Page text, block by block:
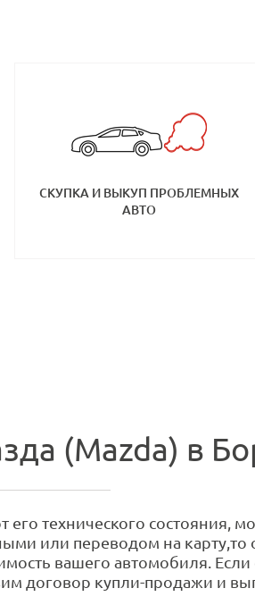
СКУПКА И ВЫКУП ПРОБЛЕМНЫХ
АВТО
(Mazda) в
технического состояния,
или переводом на карту,то
вашего автомобиля. Если
договор купли-продажи и